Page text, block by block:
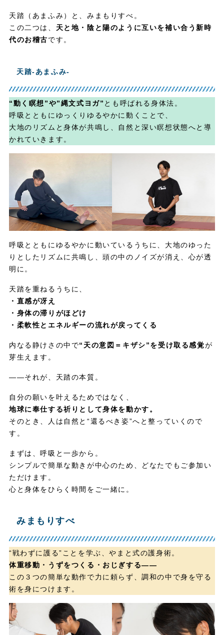
天踏（あまふみ）と、みまもりすべ。
この二つは、 天と地・陰と陽のように互いを補い合う新時
代のお稽古です。
天踏-あまふみ-
“動く瞑想”や”縄文式ヨガ” とも呼ばれる身体法。
呼吸とともにゆっくりゆるやかに動くことで、
大地のリズムと身体が共鳴し、自然と深い瞑想状態へと導
かれていきます。
呼吸とともにゆるやかに動いているうちに、大地のゆった
りとしたリズムに共鳴し、頭の中のノイズが消え、心が透
明に。
天踏を重ねるうちに、
・直感が冴え
・身体の滞りがほどけ
・柔軟性とエネルギーの流れが戻ってくる
内なる静けさの中で“天の意図＝キザシ”を受け取る感覚が
芽生えます。
——それが、天踏の本質。
自分の願いを叶えるためではなく、
地球に奉仕する祈りとして身体を動かす。
そのとき、人は自然と“還るべき姿”へと整っていくので
す。
まずは、呼吸と一歩から。
シンプルで簡単な動きが中心のため、どなたでもご参加い
ただけます。
心と身体をひらく時間をご一緒に。
みまもりすべ
“戦わずに護る”ことを学ぶ、やまと式の護身術。
体重移動・うずをつくる・おじぎする——
この３つの簡単な動作で力に頼らず、調和の中で身を守る
術を身につけます。